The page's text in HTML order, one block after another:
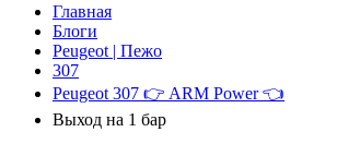
Главная
Блоги
Peugeot | Пежо
307
Peugeot 307 👉 ARM Power 👈
Выход на 1 бар